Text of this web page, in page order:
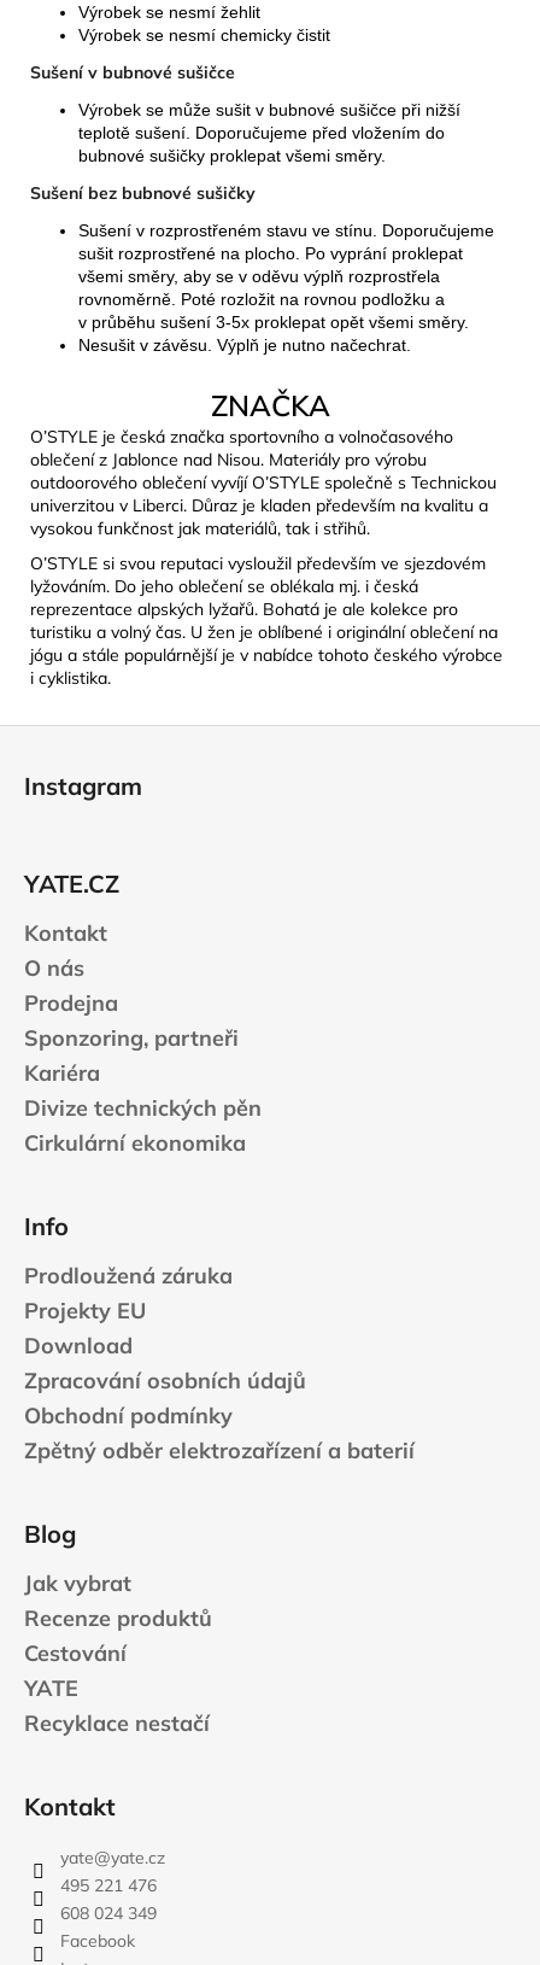
Výrobek se nesmí žehlit
Výrobek se nesmí chemicky čistit
Sušení v bubnové sušičce
Výrobek se může sušit v bubnové sušičce při nižší
teplotě sušení. Doporučujeme před vložením do
bubnové sušičky proklepat všemi směry.
Sušení bez bubnové sušičky
Sušení v rozprostřeném stavu ve stínu. Doporučujeme
sušit rozprostřené na plocho. Po vyprání proklepat
všemi směry, aby se v oděvu výplň rozprostřela
rovnoměrně. Poté rozložit na rovnou podložku a
v průběhu sušení 3-5x proklepat opět všemi směry.
Nesušit v závěsu. Výplň je nutno načechrat.
ZNAČKA
O’STYLE je česká značka sportovního a volnočasového
oblečení z Jablonce nad Nisou. Materiály pro výrobu
outdoorového oblečení vyvíjí O’STYLE společně s Technickou
univerzitou v Liberci. Důraz je kladen především na kvalitu a
vysokou funkčnost jak materiálů, tak i střihů.
O’STYLE si svou reputaci vysloužil především ve sjezdovém
lyžováním. Do jeho oblečení se oblékala mj. i česká
reprezentace alpských lyžařů. Bohatá je ale kolekce pro
turistiku a volný čas. U žen je oblíbené i originální oblečení na
jógu a stále populárnější je v nabídce tohoto českého výrobce
i cyklistika.
Instagram
YATE.CZ
Kontakt
O nás
Prodejna
Sponzoring, partneři
Kariéra
Divize technických pěn
Cirkulární ekonomika
Info
Prodloužená záruka
Projekty EU
Download
Zpracování osobních údajů
Obchodní podmínky
Zpětný odběr elektrozařízení a baterií
Blog
Jak vybrat
Recenze produktů
Cestování
YATE
Recyklace nestačí
Kontakt
yate@yate.cz
495 221 476
608 024 349
Facebook